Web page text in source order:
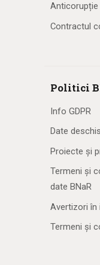
Anticorupție
Contractul
Politici
Info GDPR
Date
Proiecte și
Termeni și
date BNaR
Avertizori în
Termeni și